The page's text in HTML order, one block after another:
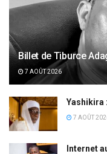
Billet de Tiburce
7 AOÛT 2026
Yashikira
7 AOÛT
Internet